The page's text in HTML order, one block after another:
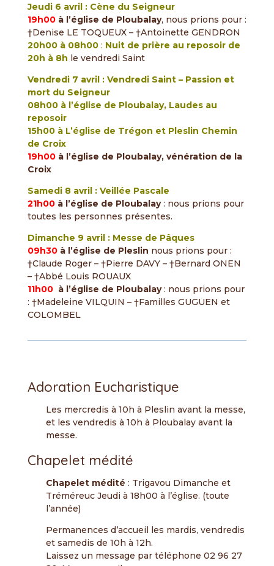
Jeudi 6 avril : Cène du Seigneur
19h00à l’église de Ploubalay, nous prions pour :
†Denise LE TOQUEUX – †Antoinette GENDRON
20h00 à 08h00: Nuit de prière au reposoir de
20h à 8h le vendredi Saint
Vendredi 7 avril : Vendredi Saint – Passion et
mort du Seigneur
08h00 à l’église de Ploubalay, Laudes au
reposoir
15h00 à L’église de Trégon et Pleslin Chemin
de Croix
19h00à l’église de Ploubalay, vénération de la
Croix
Samedi 8 avril : Veillée Pascale
21h00à l’église de Ploubalay: nous prions pour
toutes les personnes présentes.
Dimanche 9 avril : Messe de Pâques
09h30 à l’église de Pleslin nous prions pour :
†Claude Roger – †Pierre DAVY – †Bernard ONEN
– †Abbé Louis ROUAUX
11h00à l’église de Ploubalay: nous prions pour
: †Madeleine VILQUIN – †Familles GUGUEN et
COLOMBEL
Adoration Eucharistique
Les mercredis à 10h à Pleslin avant la messe,
et les vendredis à 10h à Ploubalay avant la
messe.
Chapelet médité
Chapelet médité : Trigavou Dimanche et
Tréméreuc Jeudi à 18h00 à l’église. (toute
l’année)
Permanences d’accueil les mardis, vendredis
et samedis de 10h à 12h.
Laissez un message par téléphone 02 96 27